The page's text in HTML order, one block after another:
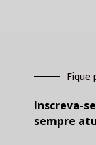
Fique
Inscreva-
sempre